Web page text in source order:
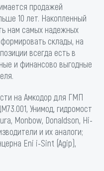
продажей
10 лет. Накопленный
нам самых надежных
склады, на
всегда есть в
и финансово выгодные
на Амкодор для ГМП
Унимод, гидромост
Monbow, Donaldson, Hi-
и их аналоги;
Eni i-Sint (Agip),